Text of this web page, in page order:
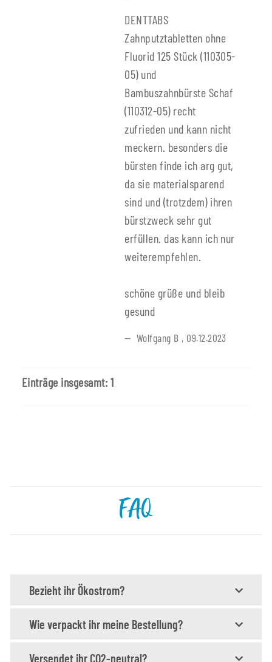
DENTTABS
Zahnputztabletten ohne
Fluorid 125 Stück (110305-
05) und
Bambuszahnbürste Schaf
(110312-05) recht
zufrieden und kann nicht
meckern. besonders die
bürsten finde ich arg gut,
da sie materialsparend
sind und (trotzdem) ihren
bürstzweck sehr gut
erfüllen. das kann ich nur
weiterempfehlen.
schöne grüße und bleib
gesund
Wolfgang B , 09.12.2023
Einträge insgesamt: 1
FAQ
Bezieht ihr Ökostrom?
Wie verpackt ihr meine Bestellung?
Versendet ihr CO2-neutral?